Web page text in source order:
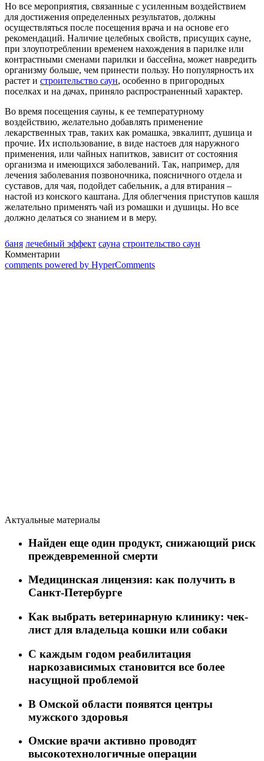
Но все мероприятия, связанные с усиленным воздействием
для достижения определенных результатов, должны
осуществляться после посещения врача и на основе его
рекомендаций. Наличие целебных свойств, присущих сауне,
при злоупотреблении временем нахождения в парилке или
контрастными сменами парилки и бассейна, может навредить
организму больше, чем принести пользу. Но популярность их
растет и строительство саун, особенно в пригородных
поселках и на дачах, приняло распространенный характер.
Во время посещения сауны, к ее температурному
воздействию, желательно добавлять применение
лекарственных трав, таких как ромашка, эвкалипт, душица и
прочие. Их использование, в виде настоев для наружного
применения, или чайных напитков, зависит от состояния
организма и имеющихся заболеваний. Так, например, для
лечения заболевания позвоночника, поясничного отдела и
суставов, для чая, подойдет сабельник, а для втирания –
настой из конского каштана. Для облегчения приступов кашля
желательно применять чай из ромашки и душицы. Но все
должно делаться со знанием и в меру.
баня лечебный эффект сауна строительство саун
Комментарии
comments powered by HyperComments
Актуальные материалы
Найден еще один продукт, снижающий риск
преждевременной смерти
Медицинская лицензия: как получить в
Санкт-Петербурге
Как выбрать ветеринарную клинику: чек-
лист для владельца кошки или собаки
C каждым годом реабилитация
наркозависимых становится все более
насущной проблемой
В Омской области появятся центры
мужского здоровья
Омские врачи активно проводят
высокотехнологичные операции